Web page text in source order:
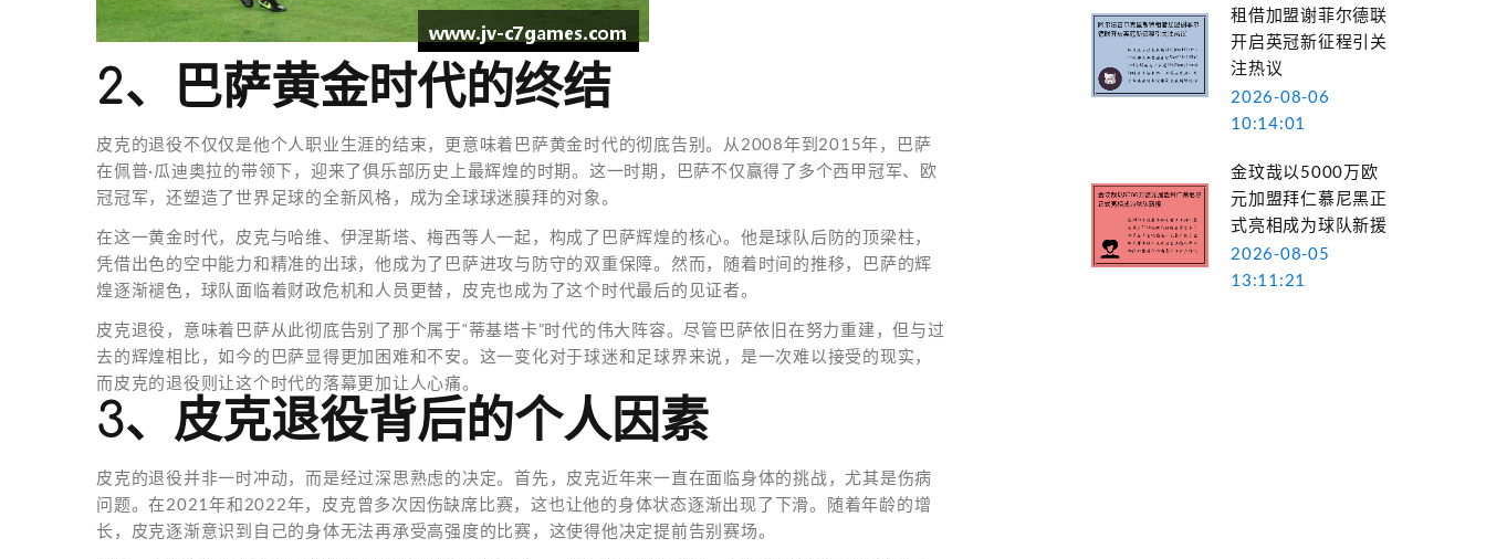
2、巴萨黄金时代的终结
皮克的退役不仅仅是他个人职业生涯的结束，更意味着巴萨黄金时代的彻底告别。从2008年到2015年，巴萨
在佩普·瓜迪奥拉的带领下，迎来了俱乐部历史上最辉煌的时期。这一时期，巴萨不仅赢得了多个西甲冠军、欧
冠冠军，还塑造了世界足球的全新风格，成为全球球迷膜拜的对象。
在这一黄金时代，皮克与哈维、伊涅斯塔、梅西等人一起，构成了巴萨辉煌的核心。他是球队后防的顶梁柱，
凭借出色的空中能力和精准的出球，他成为了巴萨进攻与防守的双重保障。然而，随着时间的推移，巴萨的辉
煌逐渐褪色，球队面临着财政危机和人员更替，皮克也成为了这个时代最后的见证者。
皮克退役，意味着巴萨从此彻底告别了那个属于“蒂基塔卡”时代的伟大阵容。尽管巴萨依旧在努力重建，但与过
去的辉煌相比，如今的巴萨显得更加困难和不安。这一变化对于球迷和足球界来说，是一次难以接受的现实，
而皮克的退役则让这个时代的落幕更加让人心痛。
3、皮克退役背后的个人因素
皮克的退役并非一时冲动，而是经过深思熟虑的决定。首先，皮克近年来一直在面临身体的挑战，尤其是伤病
问题。在2021年和2022年，皮克曾多次因伤缺席比赛，这也让他的身体状态逐渐出现了下滑。随着年龄的增
长，皮克逐渐意识到自己的身体无法再承受高强度的比赛，这使得他决定提前告别赛场。
租借加盟谢菲尔德联
开启英冠新征程引关
注热议
2026-08-06
10:14:01
金玟哉以5000万欧
元加盟拜仁慕尼黑正
式亮相成为球队新援
2026-08-05
13:11:21